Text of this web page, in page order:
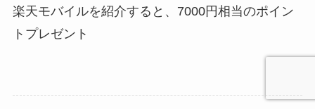
楽天モバイルを紹介すると、7000円相当のポイン
トプレゼント